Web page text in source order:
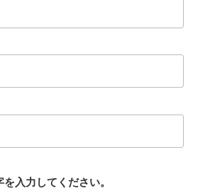
を入力してください。